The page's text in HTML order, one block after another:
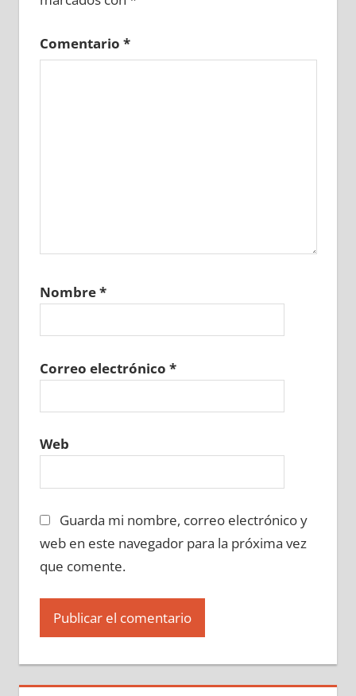
Comentario *
Nombre*
Correo electrónico *
Web
Guarda mi nombre, correo electrónico y
web en este navegador para la próxima vez
que comente.